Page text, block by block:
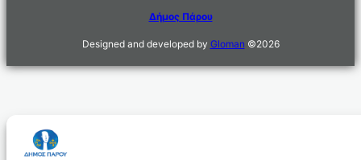
Δήμος Πάρου
Designed and developed by Gloman ©2026